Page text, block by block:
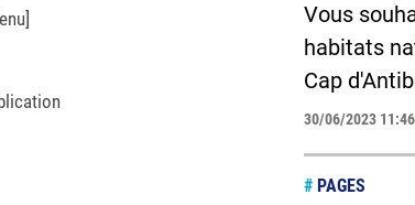
Vous
habitats
Cap
30/06/2023 11:46
# PAGES